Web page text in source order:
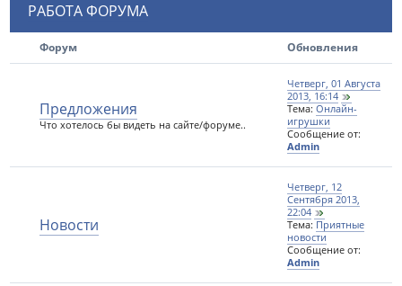
РАБОТА ФОРУМА
Форум Обновления
Предложения
Что хотелось бы видеть на сайте/форуме..
Четверг, 01 Августа
2013, 16:14
Тема: Онлайн-
игрушки
Сообщение от:
Admin
Новости
Четверг, 12
Сентября 2013,
22:04
Тема: Приятные
новости
Сообщение от:
Admin